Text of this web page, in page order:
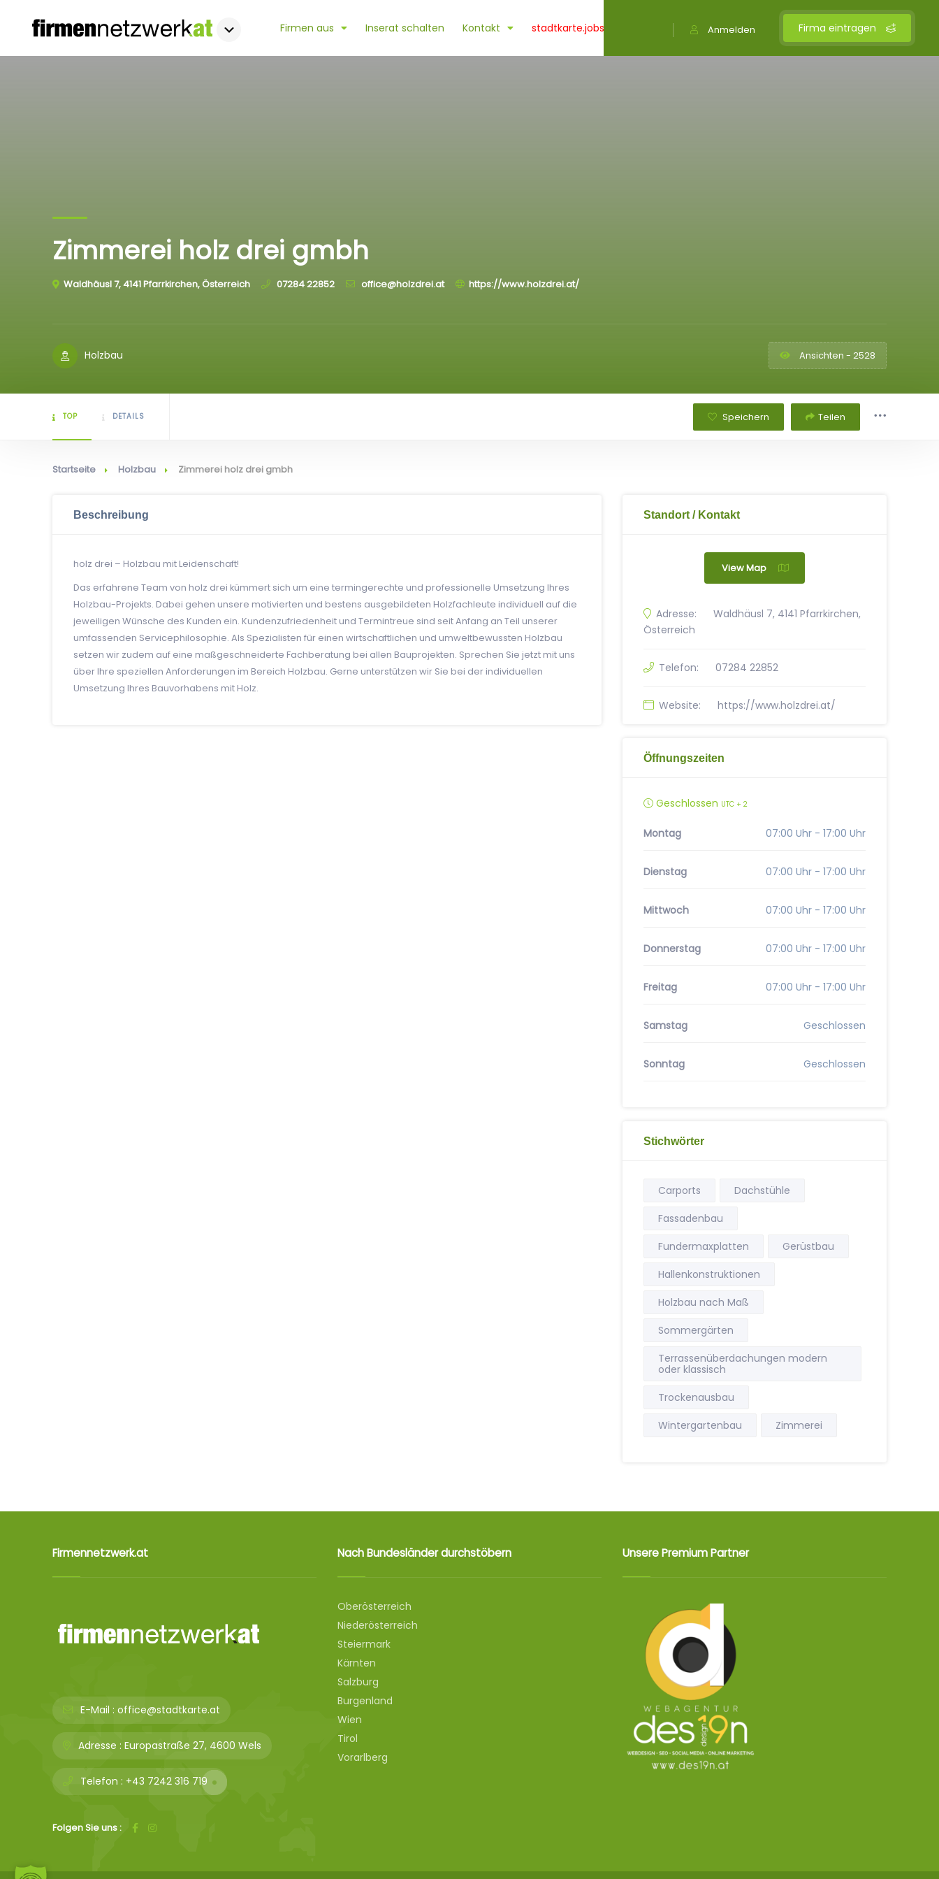
Firma eintragen
Anmelden
Firmen aus Inserat schalten Kontakt stadtkarte.jobs
Zimmerei holz drei gmbh
Waldhäusl 7, 4141 Pfarrkirchen, Österreich 07284 22852 office@holzdrei.at https://www.holzdrei.at/
Holzbau Ansichten - 2528
TOP DETAILS Speichern Teilen
Startseite Holzbau Zimmerei holz drei gmbh
Beschreibung
holz drei – Holzbau mit Leidenschaft!
Das erfahrene Team von holz drei kümmert sich um eine termingerechte und professionelle Umsetzung Ihres
Holzbau-Projekts. Dabei gehen unsere motivierten und bestens ausgebildeten Holzfachleute individuell auf die
jeweiligen Wünsche des Kunden ein. Kundenzufriedenheit und Termintreue sind seit Anfang an Teil unserer
umfassenden Servicephilosophie. Als Spezialisten für einen wirtschaftlichen und umweltbewussten Holzbau
setzen wir zudem auf eine maßgeschneiderte Fachberatung bei allen Bauprojekten. Sprechen Sie jetzt mit uns
über Ihre speziellen Anforderungen im Bereich Holzbau. Gerne unterstützen wir Sie bei der individuellen
Umsetzung Ihres Bauvorhabens mit Holz.
Standort / Kontakt
View Map
Adresse:
Waldhäusl 7, 4141 Pfarrkirchen,
Österreich
Telefon: 07284 22852
Website: https://www.holzdrei.at/
Öffnungszeiten
Geschlossen UTC + 2
Montag 07:00 Uhr - 17:00 Uhr
Dienstag 07:00 Uhr - 17:00 Uhr
Mittwoch 07:00 Uhr - 17:00 Uhr
Donnerstag 07:00 Uhr - 17:00 Uhr
Freitag 07:00 Uhr - 17:00 Uhr
Samstag Geschlossen
Sonntag Geschlossen
Stichwörter
Carports
Dachstühle
Fassadenbau
Fundermaxplatten
Gerüstbau
Hallenkonstruktionen
Holzbau nach Maß
Sommergärten
Terrassenüberdachungen modern
oder klassisch
Trockenausbau
Wintergartenbau
Zimmerei
Firmennetzwerk.at
E-Mail : office@stadtkarte.at
Adresse : Europastraße 27, 4600 Wels
Telefon : +43 7242 316 719
Folgen Sie uns :
Nach Bundesländer durchstöbern
Oberösterreich
Niederösterreich
Steiermark
Kärnten
Salzburg
Burgenland
Wien
Tirol
Vorarlberg
Unsere Premium Partner